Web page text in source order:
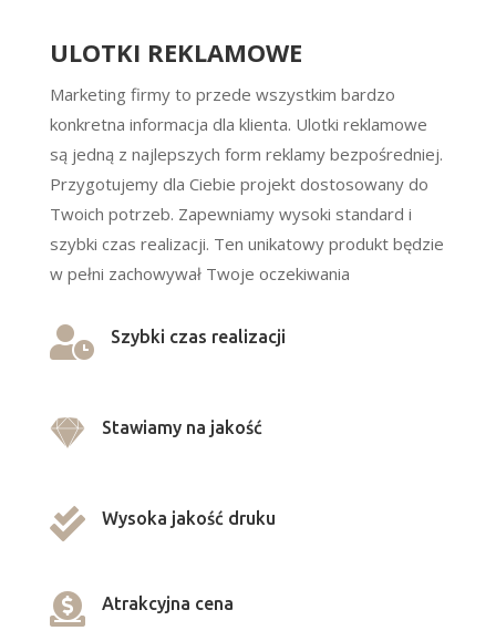
ULOTKI REKLAMOWE
Marketing firmy to przede wszystkim bardzo
konkretna informacja dla klienta. Ulotki reklamowe
są jedną z najlepszych form reklamy bezpośredniej.
Przygotujemy dla Ciebie projekt dostosowany do
Twoich potrzeb. Zapewniamy wysoki standard i
szybki czas realizacji. Ten unikatowy produkt będzie
w pełni zachowywał Twoje oczekiwania
 Szybki czas realizacji
 Stawiamy na jakość
 Wysoka jakość druku
 Atrakcyjna cena